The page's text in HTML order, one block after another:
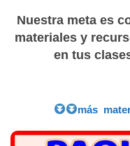
Nuestra meta es
materiales y
en tus
más